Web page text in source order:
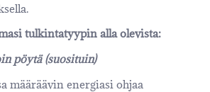
tulkintatyypin alla olevista:
pöytä (suosituin)
määräävin energiasi ohjaa